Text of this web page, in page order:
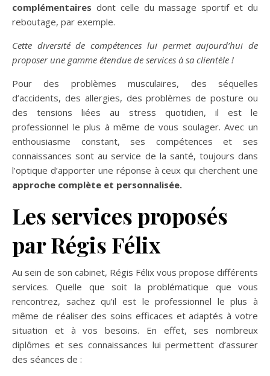
complémentaires dont celle du massage sportif et du
reboutage, par exemple.
Cette diversité de compétences lui permet aujourd’hui de
proposer une gamme étendue de services à sa clientèle !
Pour des problèmes musculaires, des séquelles
d’accidents, des allergies, des problèmes de posture ou
des tensions liées au stress quotidien, il est le
professionnel le plus à même de vous soulager. Avec un
enthousiasme constant, ses compétences et ses
connaissances sont au service de la santé, toujours dans
l’optique d’apporter une réponse à ceux qui cherchent une
approche complète et personnalisée.
Les services proposés
par Régis Félix
Au sein de son cabinet, Régis Félix vous propose différents
services. Quelle que soit la problématique que vous
rencontrez, sachez qu’il est le professionnel le plus à
même de réaliser des soins efficaces et adaptés à votre
situation et à vos besoins. En effet, ses nombreux
diplômes et ses connaissances lui permettent d’assurer
des séances de :